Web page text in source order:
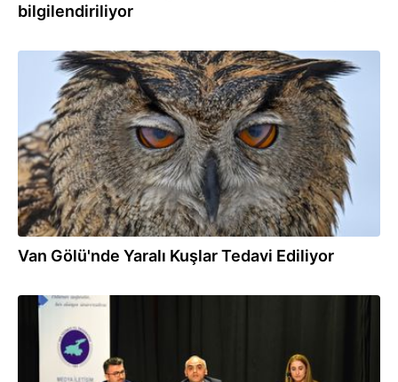
bilgilendiriliyor
02.03.2026
Van Gölü'nde Yaralı Kuşlar Tedavi Ediliyor